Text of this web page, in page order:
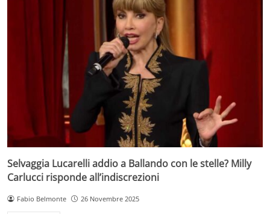
Selvaggia Lucarelli addio a Ballando con le stelle? Milly
Carlucci risponde all’indiscrezioni
Fabio Belmonte 26 Novembre 2025